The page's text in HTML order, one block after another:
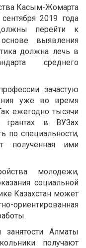
Касым-Жомарта
2019 года
перейти к
выявления
должна лечь в
среднего
зачастую
уже во время
ежегодно тысячи
грантах в ВУЗах
по специальности,
полученная ими
молодежи,
социальной
Казахстан может
ориентированная
занятости Алматы
получают